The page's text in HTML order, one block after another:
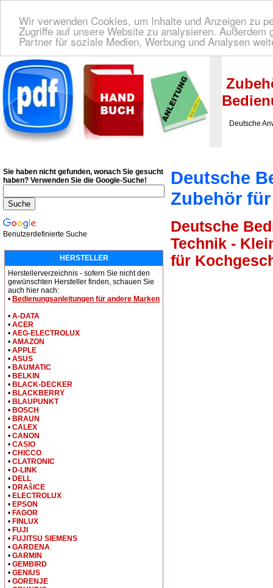
Wir verwenden Cookies, um Inhalte und Anzeigen zu
Zugriffe auf unsere Website zu analysieren.
Partner für soziale Medien, Werbung und Analysen
Deutsche Bedienungsanleitung Downloaden| Wir finden für Sie das deutsches
Deutsche
Deutsche
Zubehör
Deutsche
Technik -
für
Sie haben nicht gefunden, wonach Sie gesucht
haben? Verwenden Sie die Google-Suche!
Benutzerdefinierte Suche
HERSTELLER
Herstellerverzeichnis - sofern Sie nicht den
gewünschten Hersteller finden, schauen Sie
auch hier nach:
• Bedienungsanleitungen für andere Marken
• A-DATA
• ACER
• AEG-ELECTROLUX
• AMAZON
• APPLE
• ASUS
• BAUMATIC
• BELKIN
• BLACK-DECKER
• BLACKBERRY
• BLAUPUNKT
• BOSCH
• BRAUN
• CALEX
• CANON
• CASIO
• CHICCO
• CLATRONIC
• D-LINK
• DELL
• DRAŝICE
• ELECTROLUX
• EPSON
• FAGOR
• FINLUX
• FUJI
• FUJITSU SIEMENS
• GARDENA
• GARMIN
• GEMBIRD
• GENIUS
• GORENJE